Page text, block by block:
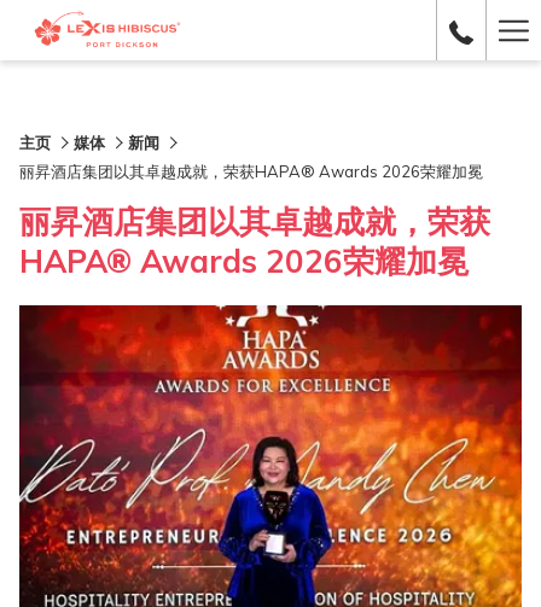
主页 媒体
新闻
丽昇酒店集团以其卓越成就，荣获HAPA® Awards 2026荣耀加冕
丽昇酒店集团以其卓越成就，荣获
HAPA® Awards 2026荣耀加冕